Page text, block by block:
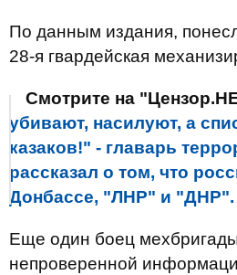
По данным издания,
28-я гвардейская
Смотрите на
убивают, насилуют, а
казаков!" - главарь
рассказал о том, что
Донбассе, "ЛНР" и
Еще один боец
непроверенной